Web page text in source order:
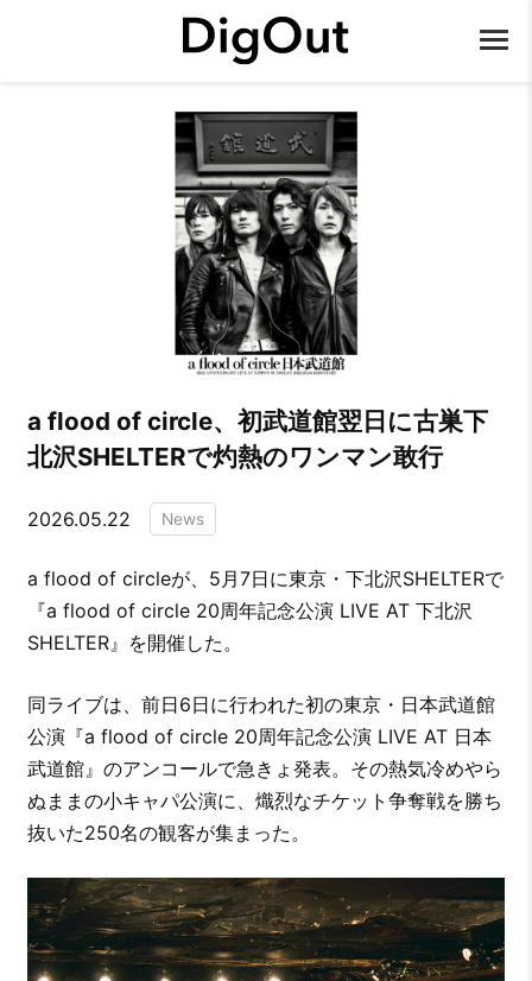
a flood of circle、初武道館翌日に古巣下
北沢SHELTERで灼熱のワンマン敢行
2026.05.22 News
a flood of circleが、5月7日に東京・下北沢SHELTERで
『a flood of circle 20周年記念公演 LIVE AT 下北沢
SHELTER』を開催した。
同ライブは、前日6日に行われた初の東京・日本武道館
公演『a flood of circle 20周年記念公演 LIVE AT 日本
武道館』のアンコールで急きょ発表。その熱気冷めやら
ぬままの小キャパ公演に、熾烈なチケット争奪戦を勝ち
抜いた250名の観客が集まった。